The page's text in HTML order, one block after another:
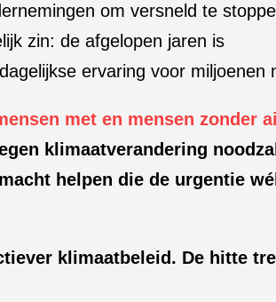
om versneld te
zin: de afgelopen jaren is
ervaring voor miljoenen
met en mensen zonder
klimaatverandering
helpen die de urgentie wél
klimaatbeleid. De hitte